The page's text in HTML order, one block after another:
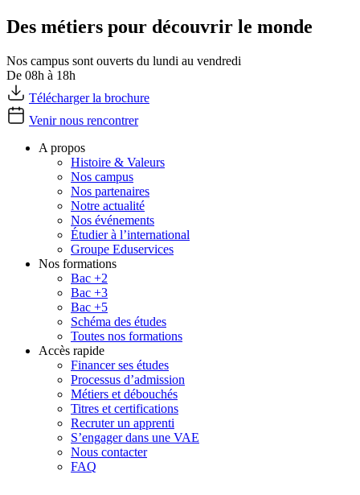
Des métiers pour découvrir le monde
Nos campus sont ouverts du lundi au vendredi
De 08h à 18h
Télécharger la brochure
Venir nous rencontrer
A propos
Histoire & Valeurs
Nos campus
Nos partenaires
Notre actualité
Nos événements
Étudier à l’international
Groupe Eduservices
Nos formations
Bac +2
Bac +3
Bac +5
Schéma des études
Toutes nos formations
Accès rapide
Financer ses études
Processus d’admission
Métiers et débouchés
Titres et certifications
Recruter un apprenti
S’engager dans une VAE
Nous contacter
FAQ